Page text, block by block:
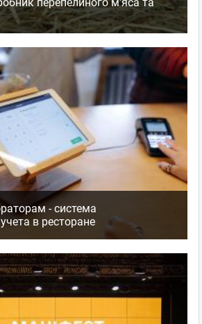
- система
в ресторане